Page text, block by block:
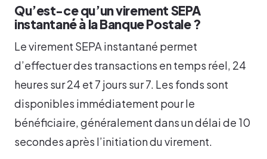
Qu’est-ce qu’un virement SEPA
instantané à la Banque Postale ?
Le virement SEPA instantané permet
d’effectuer des transactions en temps réel, 24
heures sur 24 et 7 jours sur 7. Les fonds sont
disponibles immédiatement pour le
bénéficiaire, généralement dans un délai de 10
secondes après l’initiation du virement.